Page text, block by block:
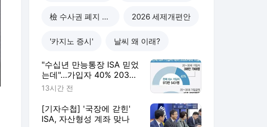
檢 수사권 폐지 후폭풍 2026 세제개편안
'카지노 증시' 날씨 왜 이래?
"수십년 만능통장 ISA 믿었
는데"…가입자 40% 2030
'부의 사다리' 끊기나
13시간 전
[기자수첩] '국장에 갇힌'
ISA, 자산형성 계좌 맞나